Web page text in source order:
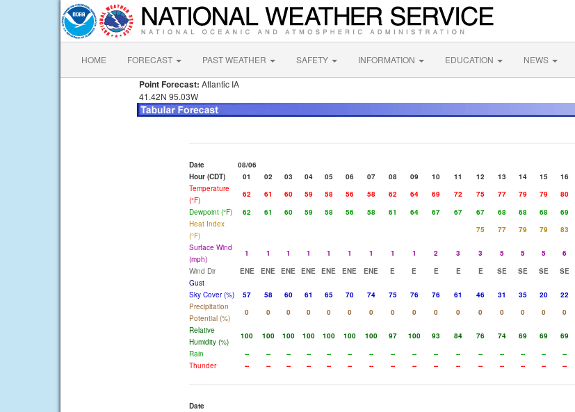
HOME FORECAST PAST WEATHER SAFETY INFORMATION EDUCATION NEWS
Point Forecast: Atlantic IA
41.42N 95.03W
Date 08/06
Hour (CDT)
01 02 03 04 05 06 07 08 09 10 11 12 13 14 15 16
Temperature
(°F)
62 61 60 59 58 56 58 62 64 69 72 75 77 79 79 80
Dewpoint (°F)
62 61 60 59 58 56 58 61 64 67 67 67 68 68 68 69
Heat Index
(°F)
75 77 79 79 83
Surface Wind
(mph)
1 1 1 1 1 1 1 1 1 2 3 3 5 5 5 6
Wind Dir
ENE ENE ENE ENE ENE ENE ENE E E E E E SE SE SE SE
Gust
Sky Cover (%)
57 58 60 61 65 70 74 75 76 76 61 46 31 35 20 22
Precipitation
Potential (%)
0 0 0 0 0 0 0 0 0 0 0 0 0 0 0 0
Relative
Humidity (%)
100 100 100 100 100 100 100 97 100 93 84 76 74 69 69 69
Rain
-- -- -- -- -- -- -- -- -- -- -- -- -- -- -- --
Thunder
-- -- -- -- -- -- -- -- -- -- -- -- -- -- -- --
Date